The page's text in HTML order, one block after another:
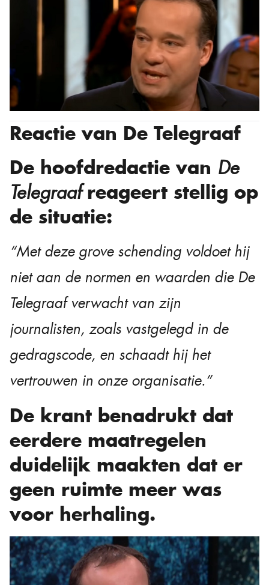
Reactie van De Telegraaf
De hoofdredactie van De
Telegraafreageert stellig op
de situatie:
“Met deze grove schending voldoet hij
niet aan de normen en waarden die De
Telegraaf verwacht van zijn
journalisten, zoals vastgelegd in de
gedragscode, en schaadt hij het
vertrouwen in onze organisatie.”
De krant benadrukt dat
eerdere maatregelen
duidelijk maakten dat er
geen ruimte meer was
voor herhaling.